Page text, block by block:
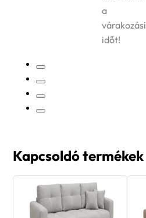
a
várakozási
időt!
Kapcsoldó termékek